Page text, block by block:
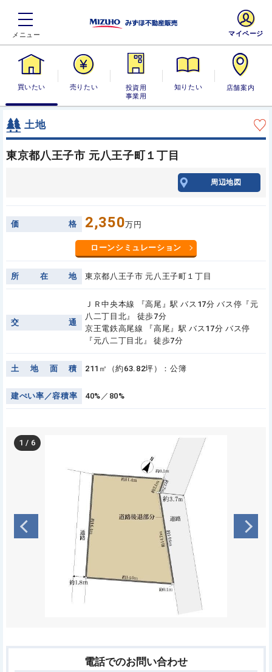
買いたい 売りたい
投資用・事業
用
知りたい 店舗案内
マイページ
土地
東京都八王子市 元八王子町１丁目
周辺地図
価 格 2,350万円
ローンシミュレーション
所 在 地 東京都八王子市 元八王子町１丁目
交 通
ＪＲ中央本線 『高尾』駅 バス17分 バス停『元
八二丁目北』 徒歩7分
京王電鉄高尾線 『高尾』駅 バス17分 バス停
『元八二丁目北』 徒歩7分
土 地 面 積 211㎡（約63.82坪）：公簿
建ぺい率 ／容積率 40%／80%
1 / 6
電話でのお問い合わせ